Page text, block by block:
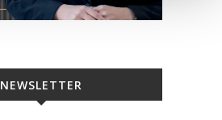
NEWSLETTER